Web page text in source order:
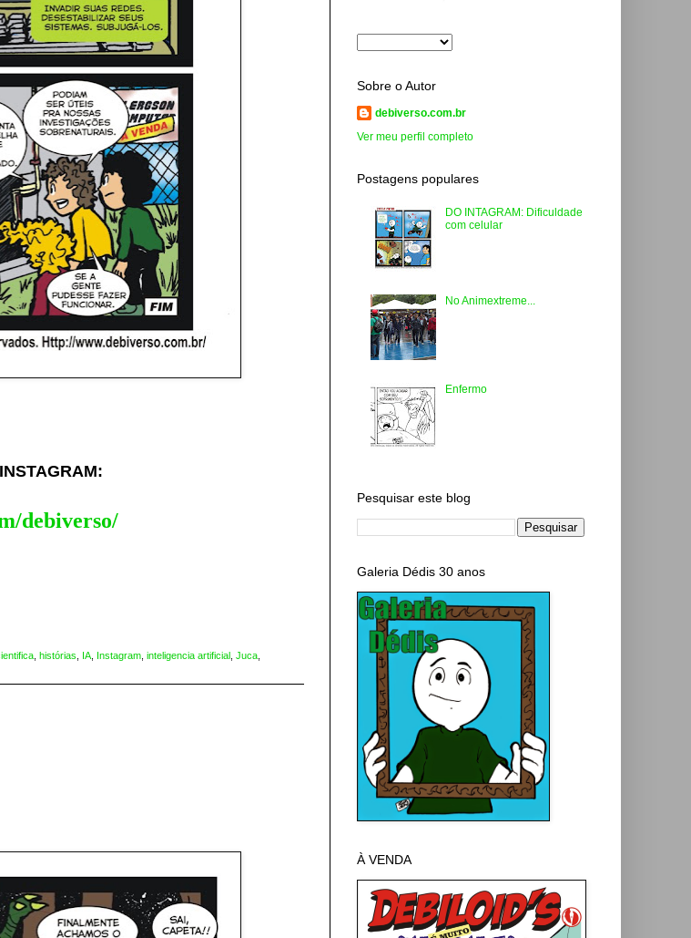
debiverso/
histórias IA Instagram inteligencia artificial Juca
Sobre o Autor
debiverso.com.br
Ver meu perfil completo
Postagens populares
DO INTAGRAM: Dificuldade
com celular
No Animextreme...
Enfermo
Pesquisar este blog
Galeria Dédis 30 anos
À VENDA